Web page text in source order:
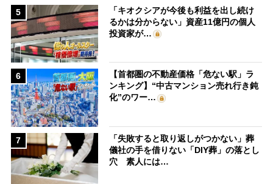
5
「キオクシアが今後も利益を出し続け
るかは分からない」資産11億円の個人
投資家が…
6
【首都圏の不動産価格「危ない駅」ラ
ンキング】“中古マンション売れ行き鈍
化”のワー…
7
「失敗すると取り返しがつかない」葬
儀社の手を借りない「DIY葬」の落とし
穴 素人には…